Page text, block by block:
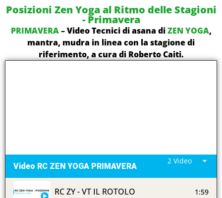
Posizioni Zen Yoga al Ritmo delle Stagioni
- Primavera
PRIMAVERA– Video Tecnici di asana diZEN YOGA,
mantra, mudra in linea con la stagione di
riferimento, a cura di Roberto Caiti.
Video RC ZEN YOGA PRIMAVERA
2 Video
RC ZY - VT IL ROTOLO 1:59